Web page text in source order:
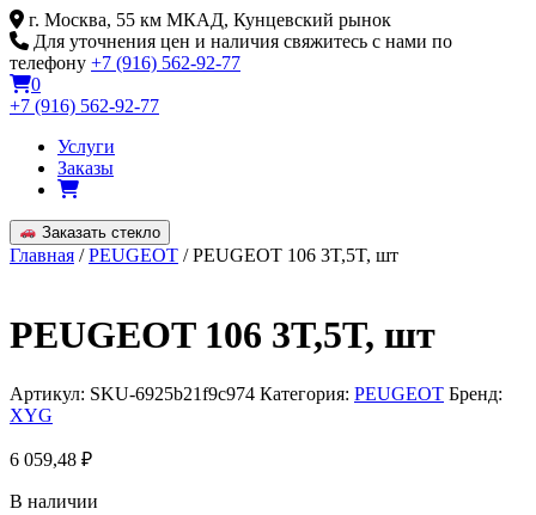
Skip
to
content
г. Москва, 55 км МКАД, Кунцевский рынок
Для уточнения цен и наличия свяжитесь с нами по
телефону +7 (916) 562-92-77
0
+7 (916) 562-92-77
Услуги
Заказы
Заказать стекло
Главная /PEUGEOT / PEUGEOT 106 3T,5T, шт
PEUGEOT 106 3T,5T, шт
Артикул: SKU-6925b21f9c974 Категория: PEUGEOT Бренд:
XYG
6 059,48 ₽
В наличии